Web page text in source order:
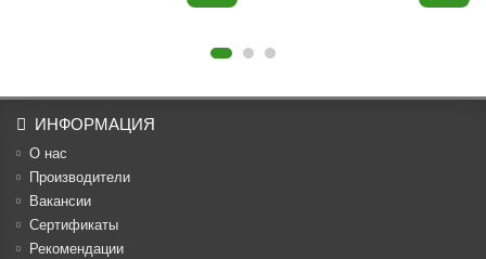
ИНФОРМАЦИЯ
О нас
Производители
Вакансии
Cертификаты
Рекомендации